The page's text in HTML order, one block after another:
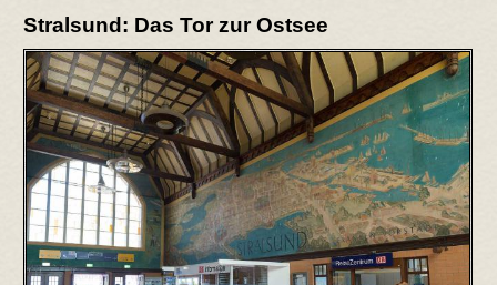
Stralsund: Das Tor zur Ostsee